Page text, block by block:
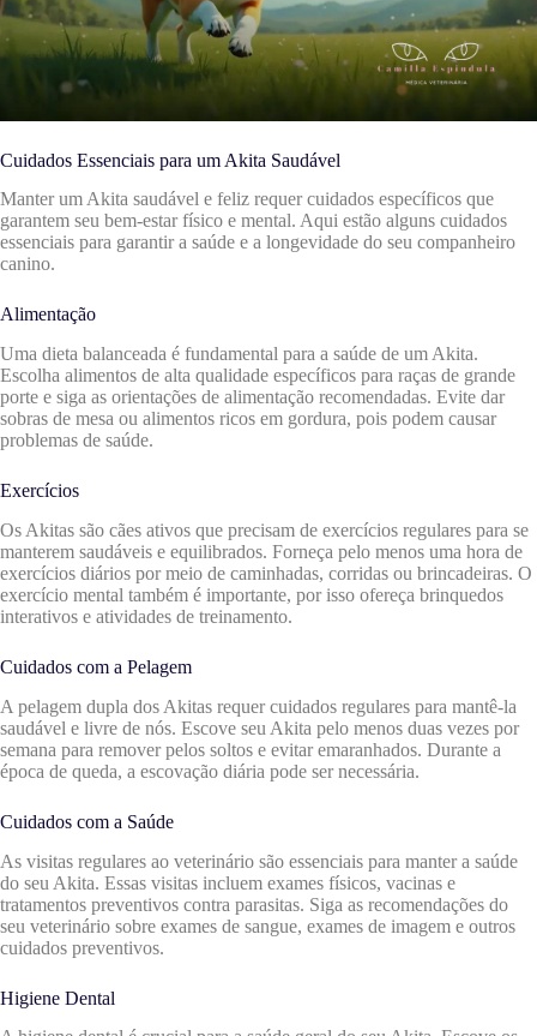
Cuidados Essenciais para um Akita Saudável
Manter um Akita saudável e feliz requer cuidados específicos que
garantem seu bem-estar físico e mental. Aqui estão alguns cuidados
essenciais para garantir a saúde e a longevidade do seu companheiro
canino.
Alimentação
Uma dieta balanceada é fundamental para a saúde de um Akita.
Escolha alimentos de alta qualidade específicos para raças de grande
porte e siga as orientações de alimentação recomendadas. Evite dar
sobras de mesa ou alimentos ricos em gordura, pois podem causar
problemas de saúde.
Exercícios
Os Akitas são cães ativos que precisam de exercícios regulares para se
manterem saudáveis e equilibrados. Forneça pelo menos uma hora de
exercícios diários por meio de caminhadas, corridas ou brincadeiras. O
exercício mental também é importante, por isso ofereça brinquedos
interativos e atividades de treinamento.
Cuidados com a Pelagem
A pelagem dupla dos Akitas requer cuidados regulares para mantê-la
saudável e livre de nós. Escove seu Akita pelo menos duas vezes por
semana para remover pelos soltos e evitar emaranhados. Durante a
época de queda, a escovação diária pode ser necessária.
Cuidados com a Saúde
As visitas regulares ao veterinário são essenciais para manter a saúde
do seu Akita. Essas visitas incluem exames físicos, vacinas e
tratamentos preventivos contra parasitas. Siga as recomendações do
seu veterinário sobre exames de sangue, exames de imagem e outros
cuidados preventivos.
Higiene Dental